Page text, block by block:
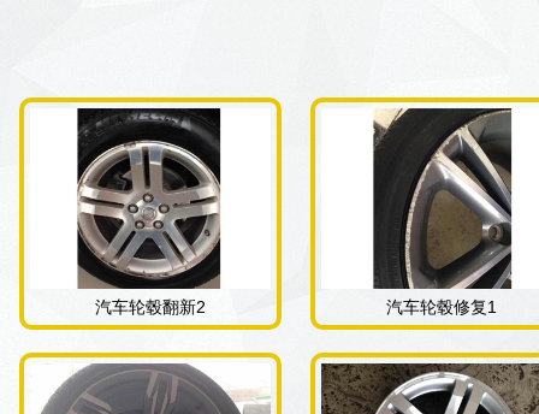
汽车轮毂翻新2 汽车轮毂修复1